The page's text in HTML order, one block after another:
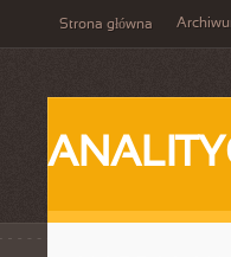
Strona główna